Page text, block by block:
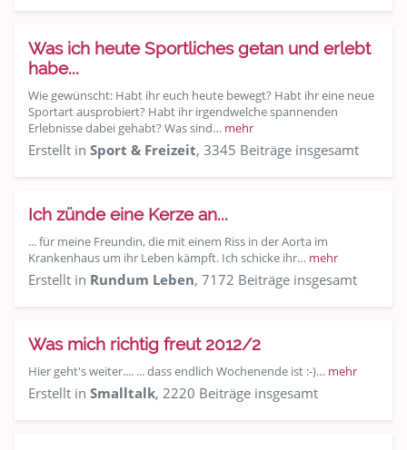
Was ich heute Sportliches getan und erlebt
habe...
Wie gewünscht: Habt ihr euch heute bewegt? Habt ihr eine neue
Sportart ausprobiert? Habt ihr irgendwelche spannenden
Erlebnisse dabei gehabt? Was sind… mehr
Erstellt in Sport & Freizeit, 3345 Beiträge insgesamt
Ich zünde eine Kerze an...
... für meine Freundin, die mit einem Riss in der Aorta im
Krankenhaus um ihr Leben kämpft. Ich schicke ihr… mehr
Erstellt in Rundum Leben, 7172 Beiträge insgesamt
Was mich richtig freut 2012/2
Hier geht's weiter.... ... dass endlich Wochenende ist :-)… mehr
Erstellt in Smalltalk, 2220 Beiträge insgesamt